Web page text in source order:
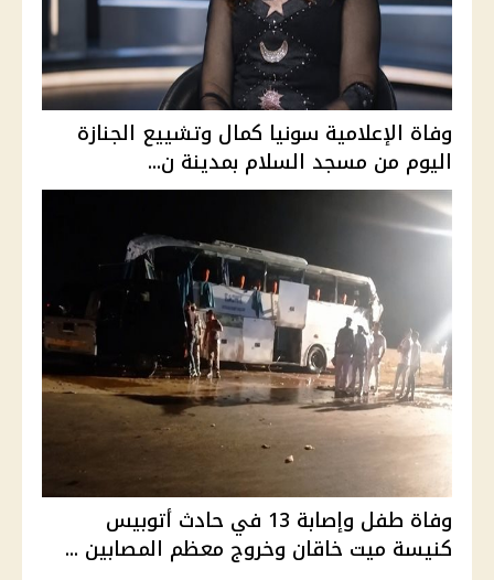
وفاة الإعلامية سونيا كمال وتشييع الجنازة
اليوم من مسجد السلام بمدينة ن...
وفاة طفل وإصابة 13 في حادث أتوبيس
كنيسة ميت خاقان وخروج معظم المصابين ...